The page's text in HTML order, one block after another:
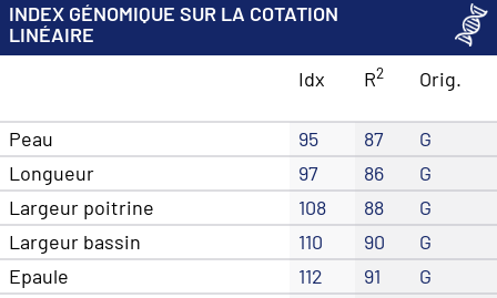
INDEX GÉNOMIQUE SUR LA COTATION
LINÉAIRE
Idx
R2 Orig.
Peau 95 87
G
Longueur
97 86
G
Largeur poitrine
108 88
G
Largeur bassin
110 90
G
Epaule
112 91
G